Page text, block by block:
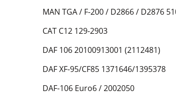
MAN TGA / F-200 / D2866 / D2876
CAT C12 129-2903
DAF 106 20100913001 (2112481)
DAF XF-95/CF85 1371646/1395378
DAF-106 Euro6 / 2002050